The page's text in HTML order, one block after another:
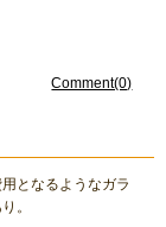
Comment(0)
となるようなガラ
。